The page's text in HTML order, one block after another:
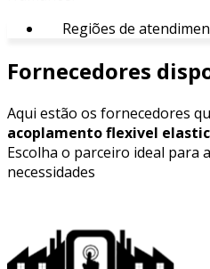
Regiões de
Fornecedores
Aqui estão os fornecedores
acoplamento flexivel
Escolha o parceiro ideal para
necessidades